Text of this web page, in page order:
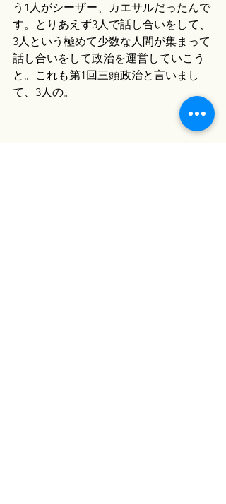
う1人がシーザー、カエサルだったんで
す。とりあえず3人で話し合いをして、
3人という極めて少数な人間が集まって
話し合いをして政治を運営していこう
と。これも第1回三頭政治と言いまし
て、3人の。